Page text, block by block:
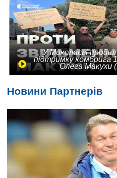
У Миколаєві
підтримку комбрига
Олега Макухи